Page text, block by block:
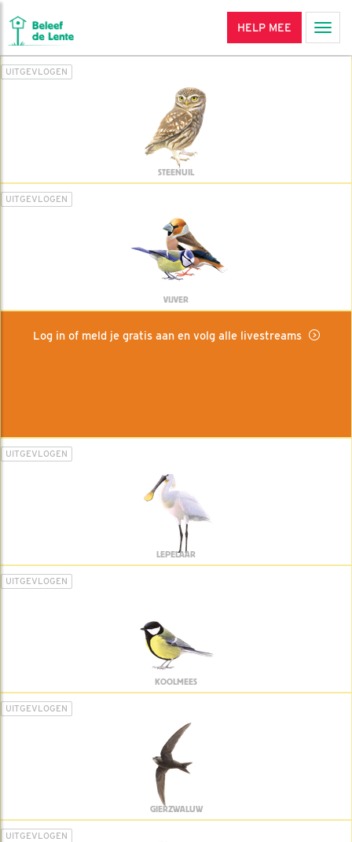
HELP MEE
UITGEVLOGEN
STEENUIL
UITGEVLOGEN
VIJVER
Log in of meld je gratis aan en volg alle livestreams
UITGEVLOGEN
LEPELAAR
UITGEVLOGEN
KOOLMEES
UITGEVLOGEN
GIERZWALUW
UITGEVLOGEN